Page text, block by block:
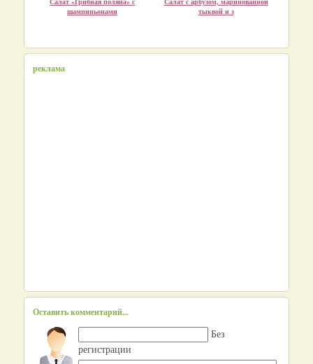
шампиньонами
тыквой и з
реклама
Оставить комментарий...
Без
регистрации